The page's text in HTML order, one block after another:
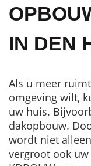
IN DEN
Als u meer
omgeving wilt,
uw huis.
dakopbouw.
wordt niet
vergroot ook